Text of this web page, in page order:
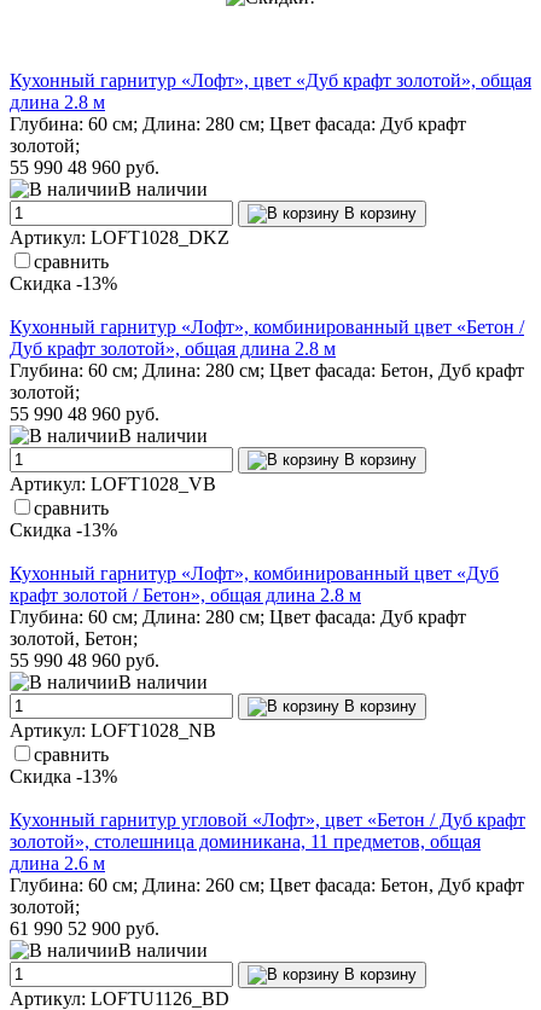
Кухонный гарнитур «Лофт», цвет «Дуб крафт золотой», общая
длина 2.8 м
Глубина: 60 см; Длина: 280 см; Цвет фасада: Дуб крафт
золотой;
55 990 48 960 руб.
В наличии
В корзину
Артикул: LOFT1028_DKZ
сравнить
Скидка -13%
Кухонный гарнитур «Лофт», комбинированный цвет «Бетон /
Дуб крафт золотой», общая длина 2.8 м
Глубина: 60 см; Длина: 280 см; Цвет фасада: Бетон, Дуб крафт
золотой;
55 990 48 960 руб.
В наличии
В корзину
Артикул: LOFT1028_VB
сравнить
Скидка -13%
Кухонный гарнитур «Лофт», комбинированный цвет «Дуб
крафт золотой / Бетон», общая длина 2.8 м
Глубина: 60 см; Длина: 280 см; Цвет фасада: Дуб крафт
золотой, Бетон;
55 990 48 960 руб.
В наличии
В корзину
Артикул: LOFT1028_NB
сравнить
Скидка -13%
Кухонный гарнитур угловой «Лофт», цвет «Бетон / Дуб крафт
золотой», столешница доминикана, 11 предметов, общая
длина 2.6 м
Глубина: 60 см; Длина: 260 см; Цвет фасада: Бетон, Дуб крафт
золотой;
61 990 52 900 руб.
В наличии
В корзину
Артикул: LOFTU1126_BD